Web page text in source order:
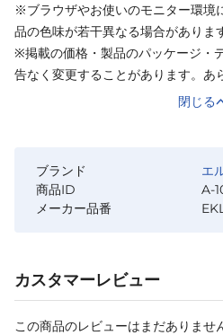
※ブラウザやお使いのモニター環境
品の色味が若干異なる場合がありま
※掲載の価格・製品のパッケージ・
告なく変更することがあります。あ
閉じる
ブランド
エ
商品ID
A-
メーカー品番
カスタマーレビュー
この商品のレビューはまだありませ